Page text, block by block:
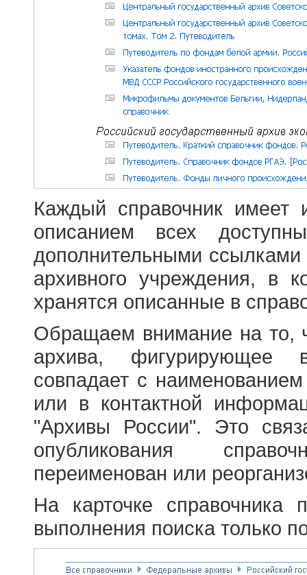
Каждый справочник имеет
описанием всех
дополнительными
архивного учреждения, в
хранятся описанные в
Обращаем внимание на то,
архива, фигурирующее
совпадает с
или в контактной
"Архивы России". Это
опубликования
переименован или
На карточке справочника
выполнения поиска только